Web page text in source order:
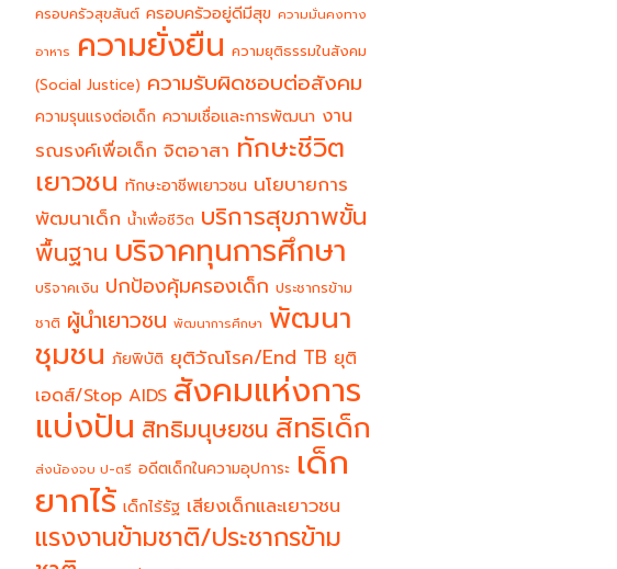
ครอบครัวสุขสันต์ ครอบครัวอยู่ดีมีสุข ความมั่นคงทาง
อาหาร ความยั่งยืน ความยุติธรรมในสังคม
(Social Justice) ความรับผิดชอบต่อสังคม
ความรุนแรงต่อเด็ก ความเชื่อและการพัฒนา งาน
รณรงค์เพื่อเด็ก จิตอาสา ทักษะชีวิต
เยาวชน ทักษะอาชีพเยาวชน นโยบายการ
พัฒนาเด็ก น้ำเพื่อชีวิต บริการสุขภาพขั้น
พื้นฐาน บริจาคทุนการศึกษา
บริจาคเงิน ปกป้องคุ้มครองเด็ก ประชากรข้าม
ชาติ ผู้นำเยาวชน พัฒนาการศึกษา พัฒนา
ชุมชน ภัยพิบัติ ยุติวัณโรค/End TB ยุติ
เอดส์/Stop AIDS สังคมแห่งการ
แบ่งปัน สิทธิมนุษยชน สิทธิเด็ก
ส่งน้องจบ ป-ตรี อดีตเด็กในความอุปการะ เด็ก
ยากไร้ เด็กไร้รัฐ เสียงเด็กและเยาวชน
แรงงานข้ามชาติ/ประชากรข้าม